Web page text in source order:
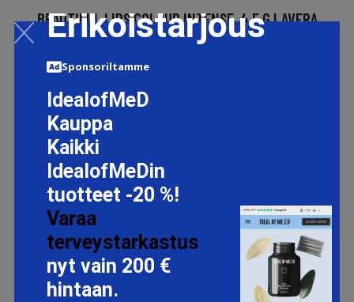
BEAUTIFUL LIPS COLOUR INTENSE, 4.5 G LAVERA
HUULIPUNA
13.95 EUR
Erikoistarjous
Sponsoriltamme
IdealofMeD
Kauppa
Kaikki
IdealofMeDin
tuotteet -20 %!
Varaa
terveystarkastus
nyt vain 200 €
hintaan.